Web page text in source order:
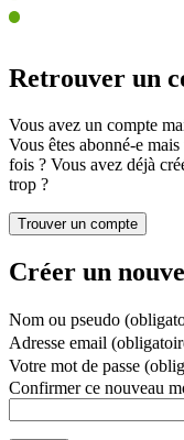
Retrouver un
Vous avez un compte
Vous êtes abonné-e
fois ? Vous avez déjà
trop ?
Créer un
Nom ou pseudo
Adresse email
Votre mot de passe
Confirmer ce nouveau